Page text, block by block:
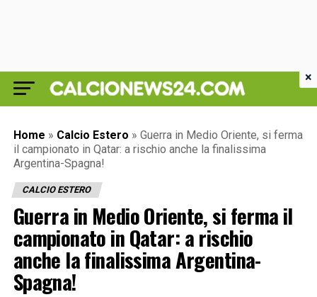
Home » Calcio Estero » Guerra in Medio Oriente, si ferma
il campionato in Qatar: a rischio anche la finalissima
Argentina-Spagna!
CALCIO ESTERO
Guerra in Medio Oriente, si ferma il
campionato in Qatar: a rischio
anche la finalissima Argentina-
Spagna!
×